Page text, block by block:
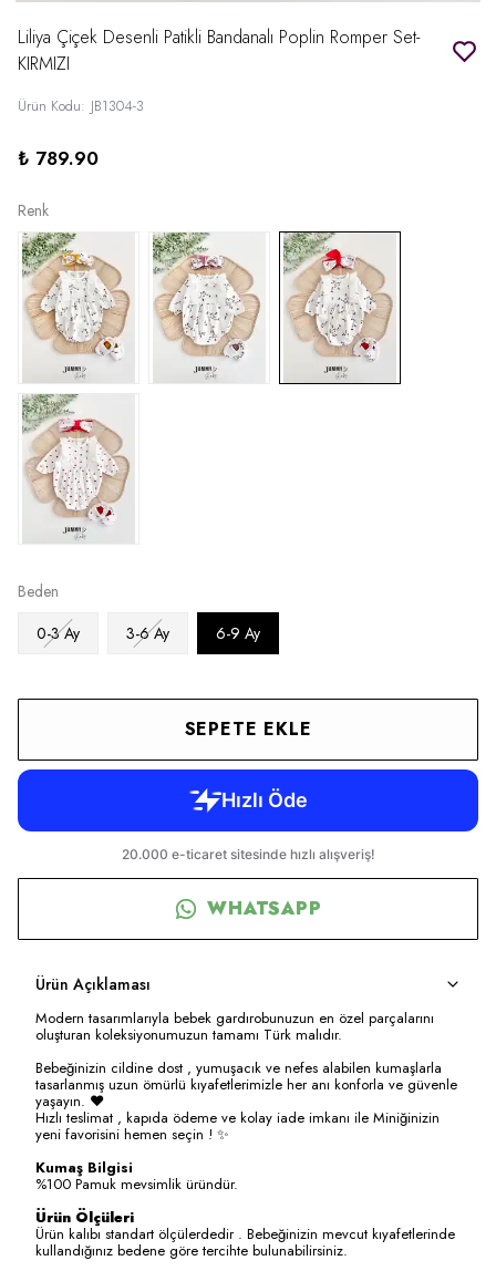
Liliya Çiçek Desenli Patikli Bandanalı Poplin Romper Set-
KIRMIZI
Ürün Kodu: JB1304-3
₺ 789.90
Renk
Beden
0-3 Ay
3-6 Ay 6-9 Ay
SEPETE EKLE
WHATSAPP
Ürün Açıklaması
Modern tasarımlarıyla bebek gardırobunuzun en özel parçalarını
oluşturan koleksiyonumuzun tamamı Türk malıdır.
Bebeğinizin cildine dost , yumuşacık ve nefes alabilen kumaşlarla
tasarlanmış uzun ömürlü kıyafetlerimizle her anı konforla ve güvenle
yaşayın. ❤️
Hızlı teslimat , kapıda ödeme ve kolay iade imkanı ile Miniğinizin
yeni favorisini hemen seçin ! ✨
Kumaş Bilgisi
%100 Pamuk mevsimlik üründür.
Ürün Ölçüleri
Ürün kalıbı standart ölçülerdedir . Bebeğinizin mevcut kıyafetlerinde
kullandığınız bedene göre tercihte bulunabilirsiniz.